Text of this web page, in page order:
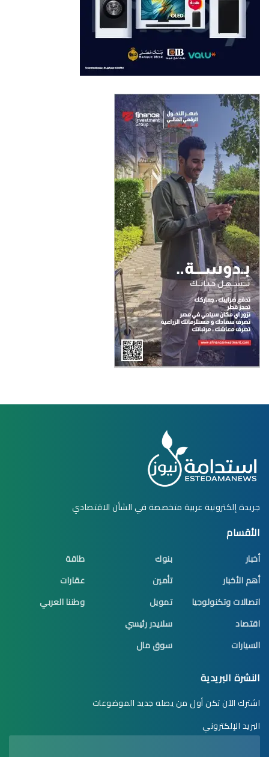
جريدة إلكترونية عربية متخصصة في الشأن الاقتصادي
الأقسام
أخبار
أهم الأخبار
اتصالات وتكنولوجيا
اقتصاد
السيارات
بنوك
تأمين
تمويل
سلايدر رئيسي
سوق مال
طاقة
عقارات
وطننا العربي
النشرة البريدية
اشترك الآن تكن أول من يصله جديد الموضوعات
البريد الإلكتروني